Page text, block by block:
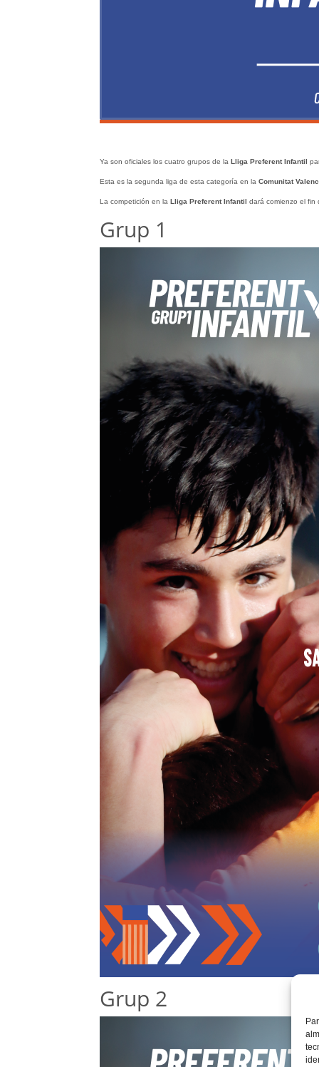
Ya son oficiales los cuatro grupos de la Lliga Preferent Infantil
Esta es la segunda liga de esta categoría en la Comunitat
La competición en la Lliga Preferent Infantil dará comienzo el fin
Grup 1
Grup 2